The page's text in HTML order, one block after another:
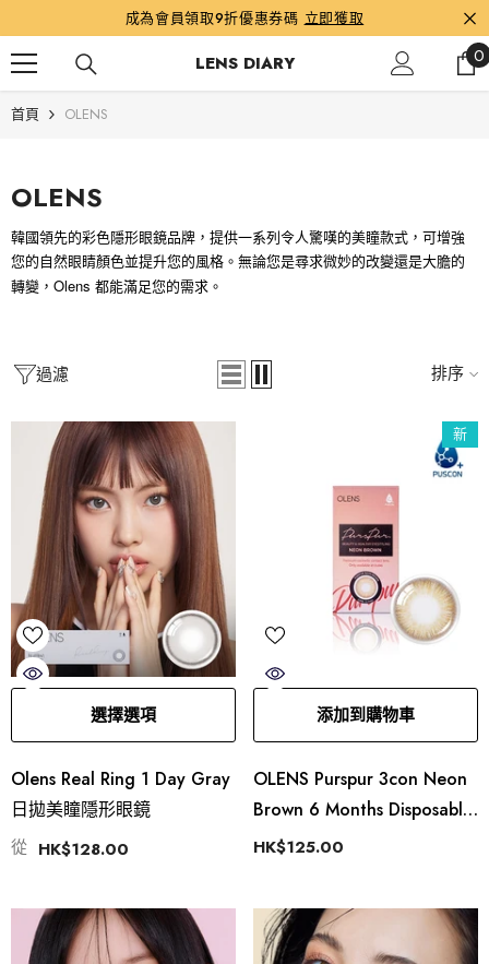
成為會員領取9折優惠券碼 立即獲取
LENS DIARY 00
首頁 OLENS
OLENS
韓國領先的彩色隱形眼鏡品牌，提供一系列令人驚嘆的美瞳款式，可增強
您的自然眼睛顏色並提升您的風格。無論您是尋求微妙的改變還是大膽的
轉變， Olens 都能滿足您的需求。
過濾 排序
選擇選項
Olens Real Ring 1 Day Gray
日拋美瞳隱形眼鏡
從 HK$128.00
新
添加到購物車
OLENS Purspur 3con Neon
Brown 6 Months Disposable
(1 Lens)
HK$125.00